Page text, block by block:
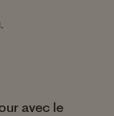
avec le